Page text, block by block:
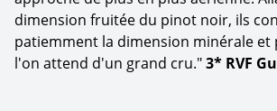
dimension fruitée du pinot noir, ils
patiemment la dimension minérale et
l'on attend d'un grand cru."3* RVF